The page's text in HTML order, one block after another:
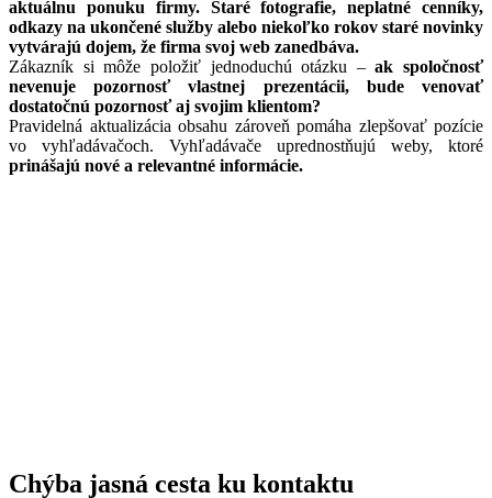
aktuálnu ponuku firmy.
Staré fotografie, neplatné cenníky,
odkazy na ukončené služby alebo niekoľko rokov staré novinky
vytvárajú dojem, že firma svoj web zanedbáva.
Zákazník si môže položiť jednoduchú otázku –ak spoločnosť
nevenuje pozornosť vlastnej prezentácii, bude venovať
dostatočnú pozornosť aj svojim klientom?
Pravidelná aktualizácia obsahu zároveň pomáha zlepšovať pozície
vo vyhľadávačoch. Vyhľadávače uprednostňujú weby, ktoré
prinášajú nové a relevantné informácie.
Chýba jasná cesta ku kontaktu